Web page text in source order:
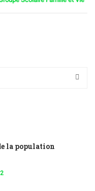
la population